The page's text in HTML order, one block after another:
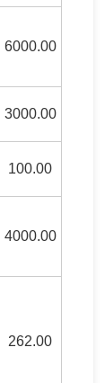
6000.00
3000.00
100.00
4000.00
262.00